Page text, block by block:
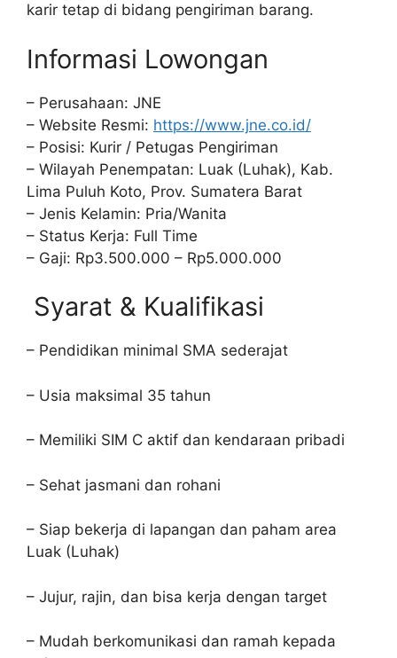
karir tetap di bidang pengiriman barang.
Informasi Lowongan
– Perusahaan: JNE
– Website Resmi: https://www.jne.co.id/
– Posisi: Kurir / Petugas Pengiriman
– Wilayah Penempatan: Luak (Luhak), Kab.
Lima Puluh Koto, Prov. Sumatera Barat
– Jenis Kelamin: Pria/Wanita
– Status Kerja: Full Time
– Gaji: Rp3.500.000 – Rp5.000.000
Syarat & Kualifikasi
– Pendidikan minimal SMA sederajat
– Usia maksimal 35 tahun
– Memiliki SIM C aktif dan kendaraan pribadi
– Sehat jasmani dan rohani
– Siap bekerja di lapangan dan paham area
Luak (Luhak)
– Jujur, rajin, dan bisa kerja dengan target
– Mudah berkomunikasi dan ramah kepada